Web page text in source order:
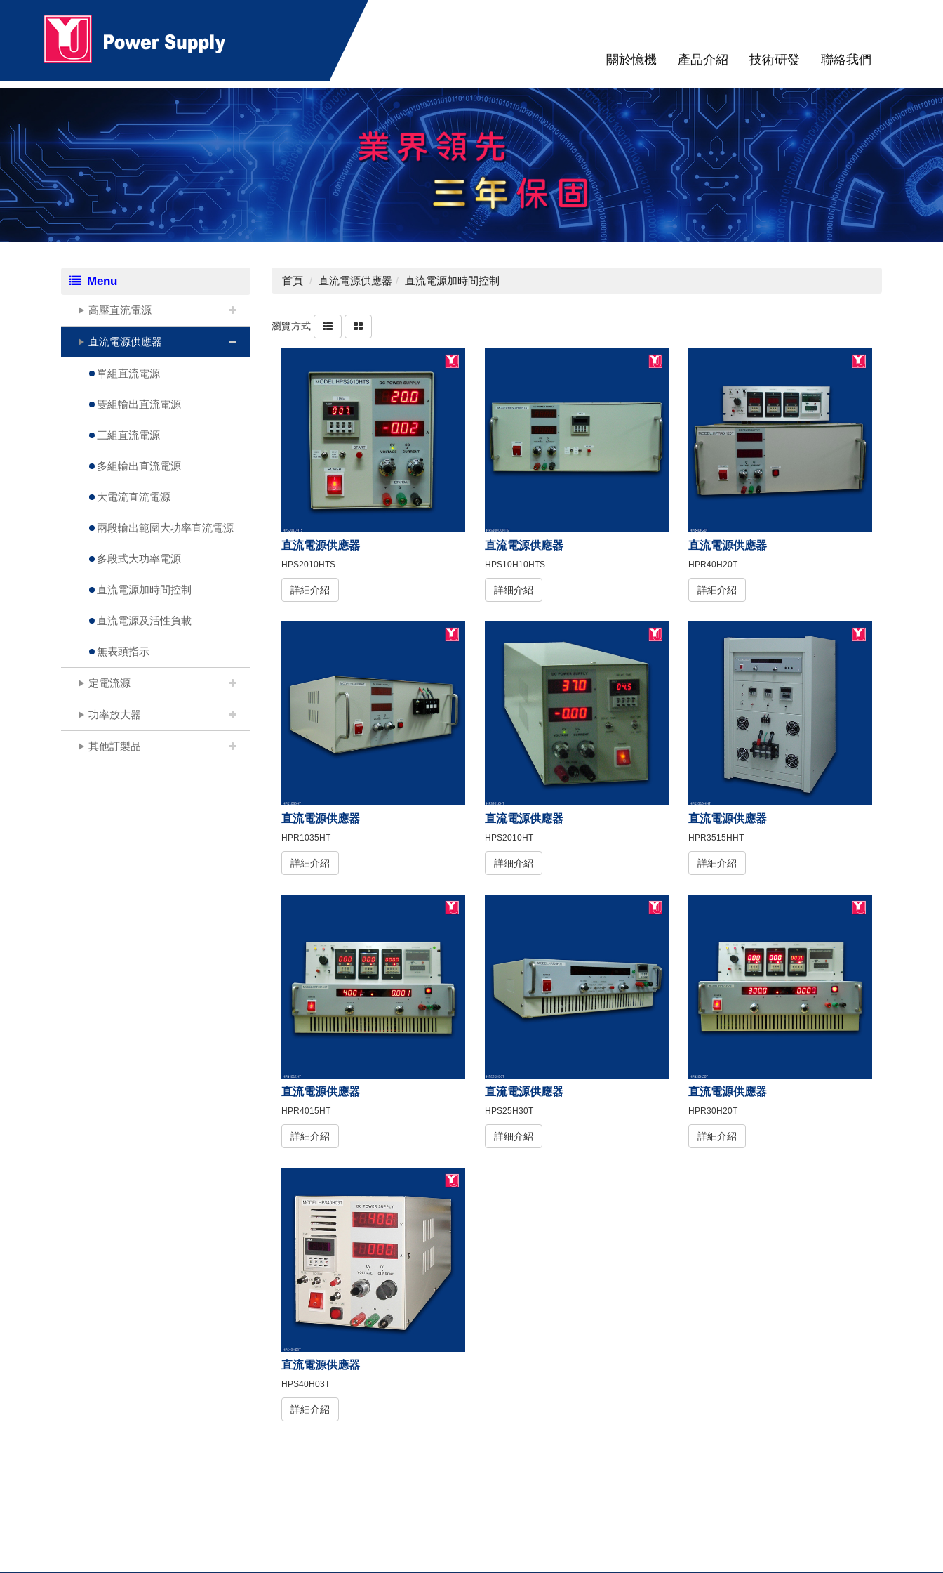
關於憶機 產品介紹 技術研發 聯絡我們
Menu
高壓直流電源
直流電源供應器
單組直流電源
雙組輸出直流電源
三組直流電源
多組輸出直流電源
大電流直流電源
兩段輸出範圍大功率直流電源
多段式大功率電源
直流電源加時間控制
直流電源及活性負載
無表頭指示
定電流源
功率放大器
其他訂製品
首頁 直流電源供應器 直流電源加時間控制
瀏覽方式
直流電源供應器
HPS2010HTS
詳細介紹
直流電源供應器
HPS10H10HTS
詳細介紹
直流電源供應器
HPR40H20T
詳細介紹
直流電源供應器
HPR1035HT
詳細介紹
直流電源供應器
HPS2010HT
詳細介紹
直流電源供應器
HPR3515HHT
詳細介紹
直流電源供應器
HPR4015HT
詳細介紹
直流電源供應器
HPS25H30T
詳細介紹
直流電源供應器
HPR30H20T
詳細介紹
直流電源供應器
HPS40H03T
詳細介紹